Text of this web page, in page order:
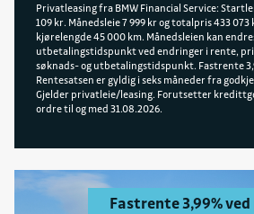
Privatleasing fra BMW Financial Service:
109 kr. Månedsleie 7 999 kr og totalpris 433
kjørelengde 45 000 km. Månedsleien kan
utbetalingstidspunkt ved endringer i rente,
søknads- og utbetalingstidspunkt. Fastrente
Rentesatsen er gyldig i seks måneder fra
Gjelder privatleie/leasing. Forutsetter
ordre til og med 31.08.2026.
Fastrente 3,99%